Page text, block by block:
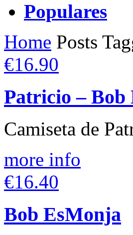
Populares
Home Posts
€16.90
Patricio – Bob
Camiseta de
more info
€16.40
Bob EsMonja